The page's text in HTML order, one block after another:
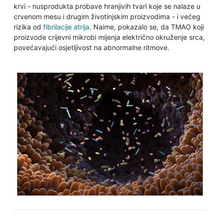
krvi - nusprodukta probave hranjivih tvari koje se nalaze u
crvenom mesu i drugim životinjskim proizvodima - i većeg
rizika od fibrilacije atrija. Naime, pokazalo se, da TMAO koji
proizvode crijevni mikrobi mijenja električno okruženje srca,
povećavajući osjetljivost na abnormalne ritmove.